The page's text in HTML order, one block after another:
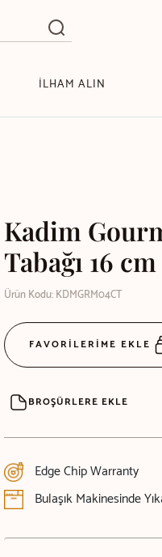
İLHAM ALIN
Kadim
Tabağı 16 cm
Ürün Kodu: KDMGRM04CT
FAVORİLERİME EKLE
BROŞÜRLERE EKLE
Edge Chip Warranty
Bulaşık Makinesinde